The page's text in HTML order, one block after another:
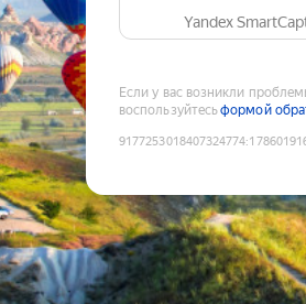
Yandex
Если у вас возникли
воспользуйтесьформой
9177253018407324774: